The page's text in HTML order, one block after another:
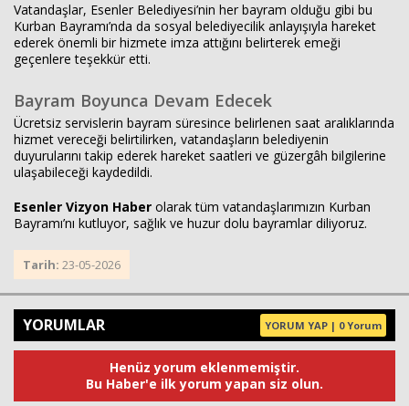
Vatandaşlar, Esenler Belediyesi’nin her bayram olduğu gibi bu
Kurban Bayramı’nda da sosyal belediyecilik anlayışıyla hareket
ederek önemli bir hizmete imza attığını belirterek emeği
geçenlere teşekkür etti.
Bayram Boyunca Devam Edecek
Ücretsiz servislerin bayram süresince belirlenen saat aralıklarında
hizmet vereceği belirtilirken, vatandaşların belediyenin
duyurularını takip ederek hareket saatleri ve güzergâh bilgilerine
ulaşabileceği kaydedildi.
Esenler Vizyon Haber olarak tüm vatandaşlarımızın Kurban
Bayramı’nı kutluyor, sağlık ve huzur dolu bayramlar diliyoruz.
Tarih: 23-05-2026
YORUMLAR YORUM YAP | 0 Yorum
Henüz yorum eklenmemiştir.
Bu Haber'e ilk yorum yapan siz olun.